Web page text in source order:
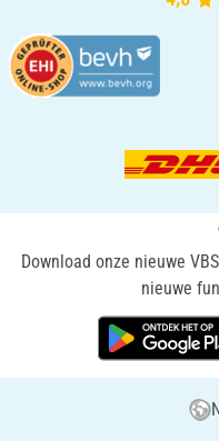
Download onze nieuwe
nieuwe